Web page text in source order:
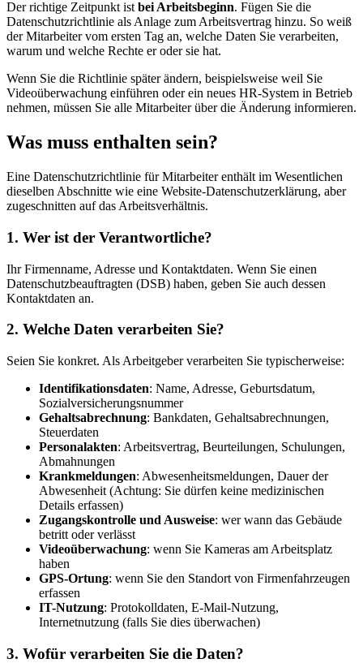
Der richtige Zeitpunkt ist bei Arbeitsbeginn. Fügen Sie die
Datenschutzrichtlinie als Anlage zum Arbeitsvertrag hinzu. So weiß
der Mitarbeiter vom ersten Tag an, welche Daten Sie verarbeiten,
warum und welche Rechte er oder sie hat.
Wenn Sie die Richtlinie später ändern, beispielsweise weil Sie
Videoüberwachung einführen oder ein neues HR-System in Betrieb
nehmen, müssen Sie alle Mitarbeiter über die Änderung informieren.
Was muss enthalten sein?
Eine Datenschutzrichtlinie für Mitarbeiter enthält im Wesentlichen
dieselben Abschnitte wie eine Website-Datenschutzerklärung, aber
zugeschnitten auf das Arbeitsverhältnis.
1. Wer ist der Verantwortliche?
Ihr Firmenname, Adresse und Kontaktdaten. Wenn Sie einen
Datenschutzbeauftragten (DSB) haben, geben Sie auch dessen
Kontaktdaten an.
2. Welche Daten verarbeiten Sie?
Seien Sie konkret. Als Arbeitgeber verarbeiten Sie typischerweise:
Identifikationsdaten: Name, Adresse, Geburtsdatum,
Sozialversicherungsnummer
Gehaltsabrechnung: Bankdaten, Gehaltsabrechnungen,
Steuerdaten
Personalakten: Arbeitsvertrag, Beurteilungen, Schulungen,
Abmahnungen
Krankmeldungen: Abwesenheitsmeldungen, Dauer der
Abwesenheit (Achtung: Sie dürfen keine medizinischen
Details erfassen)
Zugangskontrolle und Ausweise: wer wann das Gebäude
betritt oder verlässt
Videoüberwachung: wenn Sie Kameras am Arbeitsplatz
haben
GPS-Ortung: wenn Sie den Standort von Firmenfahrzeugen
erfassen
IT-Nutzung: Protokolldaten, E-Mail-Nutzung,
Internetnutzung (falls Sie dies überwachen)
3. Wofür verarbeiten Sie die Daten?